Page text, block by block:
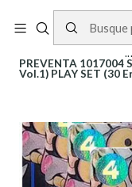
PREVENTA
Vol.1) PLAY SET (30